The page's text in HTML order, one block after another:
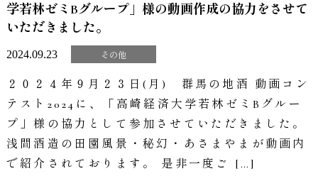
2024.09.23 その他
学若林ゼミBグループ」様の動画作成の協力をさせて
いただきました。
２０２４年９月２３日(月) 群馬の地酒 動画コン
テスト2024に、「高崎経済大学若林ゼミBグルー
プ」様の協力として参加させていただきました。
浅間酒造の田園風景・秘幻・あさまやまが動画内
で紹介されております。 是非一度ご […]